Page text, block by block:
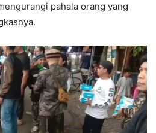
pahala orang yang